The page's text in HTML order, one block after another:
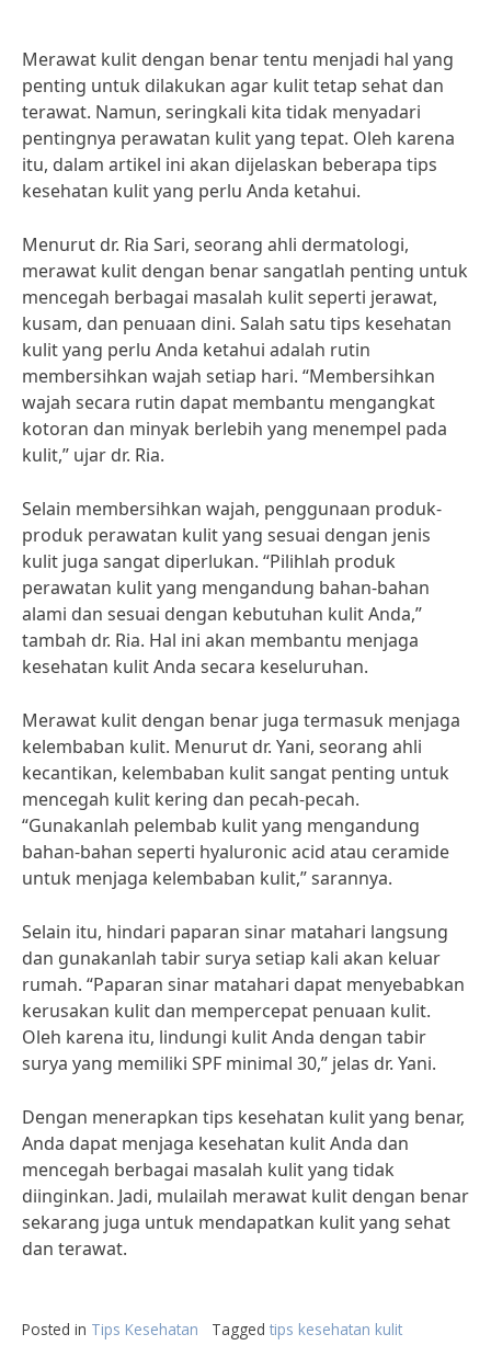
Merawat kulit dengan benar tentu menjadi hal yang
penting untuk dilakukan agar kulit tetap sehat dan
terawat. Namun, seringkali kita tidak menyadari
pentingnya perawatan kulit yang tepat. Oleh karena
itu, dalam artikel ini akan dijelaskan beberapa tips
kesehatan kulit yang perlu Anda ketahui.
Menurut dr. Ria Sari, seorang ahli dermatologi,
merawat kulit dengan benar sangatlah penting untuk
mencegah berbagai masalah kulit seperti jerawat,
kusam, dan penuaan dini. Salah satu tips kesehatan
kulit yang perlu Anda ketahui adalah rutin
membersihkan wajah setiap hari. “Membersihkan
wajah secara rutin dapat membantu mengangkat
kotoran dan minyak berlebih yang menempel pada
kulit,” ujar dr. Ria.
Selain membersihkan wajah, penggunaan produk-
produk perawatan kulit yang sesuai dengan jenis
kulit juga sangat diperlukan. “Pilihlah produk
perawatan kulit yang mengandung bahan-bahan
alami dan sesuai dengan kebutuhan kulit Anda,”
tambah dr. Ria. Hal ini akan membantu menjaga
kesehatan kulit Anda secara keseluruhan.
Merawat kulit dengan benar juga termasuk menjaga
kelembaban kulit. Menurut dr. Yani, seorang ahli
kecantikan, kelembaban kulit sangat penting untuk
mencegah kulit kering dan pecah-pecah.
“Gunakanlah pelembab kulit yang mengandung
bahan-bahan seperti hyaluronic acid atau ceramide
untuk menjaga kelembaban kulit,” sarannya.
Selain itu, hindari paparan sinar matahari langsung
dan gunakanlah tabir surya setiap kali akan keluar
rumah. “Paparan sinar matahari dapat menyebabkan
kerusakan kulit dan mempercepat penuaan kulit.
Oleh karena itu, lindungi kulit Anda dengan tabir
surya yang memiliki SPF minimal 30,” jelas dr. Yani.
Dengan menerapkan tips kesehatan kulit yang benar,
Anda dapat menjaga kesehatan kulit Anda dan
mencegah berbagai masalah kulit yang tidak
diinginkan. Jadi, mulailah merawat kulit dengan benar
sekarang juga untuk mendapatkan kulit yang sehat
dan terawat.
Posted in Tips Kesehatan Tagged tips kesehatan kulit